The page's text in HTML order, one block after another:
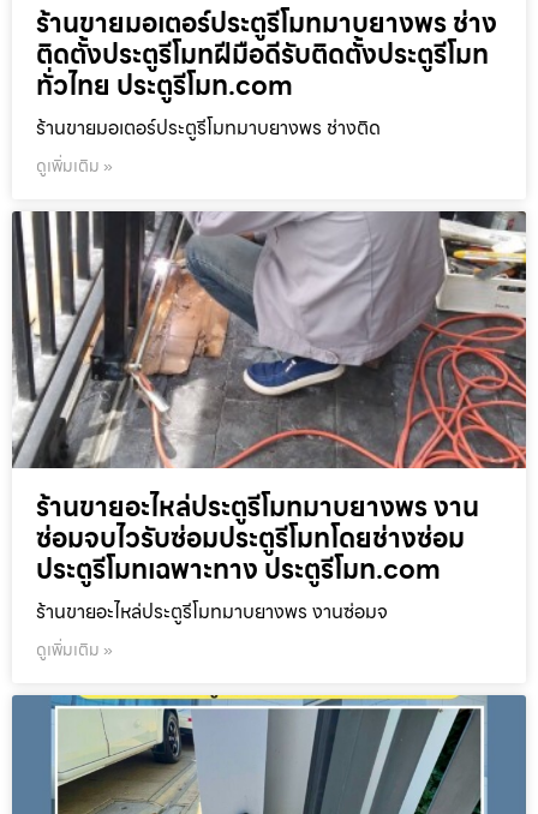
ร้านขายมอเตอร์ประตูรีโมทมาบยางพร ช่าง
ติดตั้งประตูรีโมทฝีมือดีรับติดตั้งประตูรีโมท
ทั่วไทย ประตูรีโมท.com
ร้านขายมอเตอร์ประตูรีโมทมาบยางพร ช่างติด
ดูเพิ่มเติม »
ร้านขายอะไหล่ประตูรีโมทมาบยางพร งาน
ซ่อมจบไวรับซ่อมประตูรีโมทโดยช่างซ่อม
ประตูรีโมทเฉพาะทาง ประตูรีโมท.com
ร้านขายอะไหล่ประตูรีโมทมาบยางพร งานซ่อมจ
ดูเพิ่มเติม »